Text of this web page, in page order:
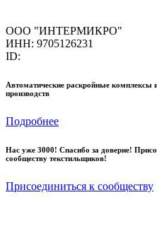
ООО "ИНТЕРМИКРО"
ИНН: 9705126231
ID:
Автоматические раскройные комплексы
производств
Подробнее
Нас уже 3000! Спасибо за доверие!
сообществу текстильщиков!
Присоединиться к сообществу